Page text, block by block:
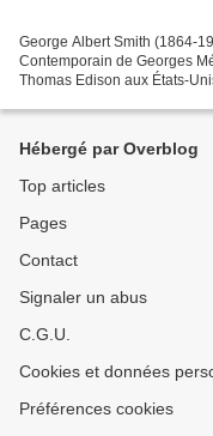
George Albert Smith (1864-
Contemporain de Georges
Thomas Edison aux États-
Hébergé par Overblog
Top articles
Pages
Contact
Signaler un abus
C.G.U.
Cookies et données
Préférences cookies